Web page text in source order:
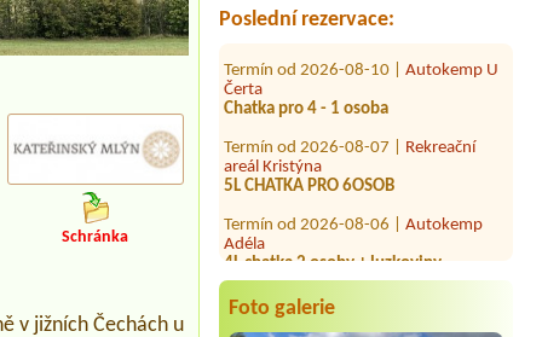
Poslední rezervace:
Chatka pro 4 - 1 osoba
Termín od 2026-08-07 |
5L CHATKA PRO 6OSOB
Termín od 2026-08-06 |
4L chatka 2 osoby + luzkoviny
1x4L Apartman
Foto galerie
Schránka
v jižních Čechách u